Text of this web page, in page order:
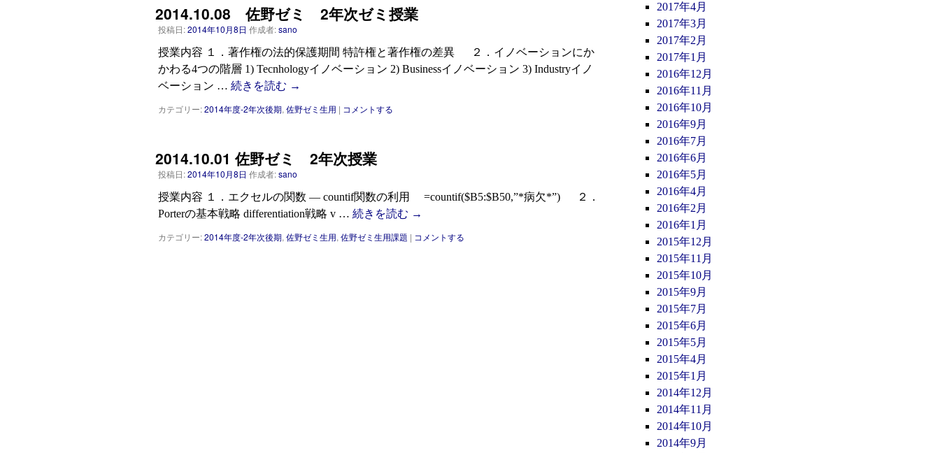
2014.10.08 佐野ゼミ 2年次ゼミ授業
投稿日:2014年10月8日 作成者:sano
授業内容 １．著作権の法的保護期間 特許権と著作権の差異 ２．イノベーションにか
かわる4つの階層 1) Tecnhologyイノベーション 2) Businessイノベーション 3) Industryイノ
ベーション … 続きを読む →
カテゴリー:2014年度-2年次後期, 佐野ゼミ生用 | コメントする
2014.10.01 佐野ゼミ 2年次授業
投稿日:2014年10月8日 作成者:sano
授業内容 １．エクセルの関数 — countif関数の利用 =countif($B5:$B50,”*病欠*”) ２．
Porterの基本戦略 differentiation戦略 v … 続きを読む →
カテゴリー:2014年度-2年次後期, 佐野ゼミ生用, 佐野ゼミ生用課題 | コメントする
2017年4月
2017年3月
2017年2月
2017年1月
2016年12月
2016年11月
2016年10月
2016年9月
2016年7月
2016年6月
2016年5月
2016年4月
2016年2月
2016年1月
2015年12月
2015年11月
2015年10月
2015年9月
2015年7月
2015年6月
2015年5月
2015年4月
2015年1月
2014年12月
2014年11月
2014年10月
2014年9月